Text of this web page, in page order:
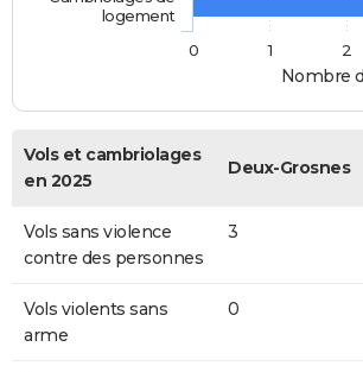
Nombre
logement
0
1 2
Vols et cambriolages
en 2025
Deux-Grosnes
Vols sans violence
contre des personnes
3
Vols violents sans
arme
0